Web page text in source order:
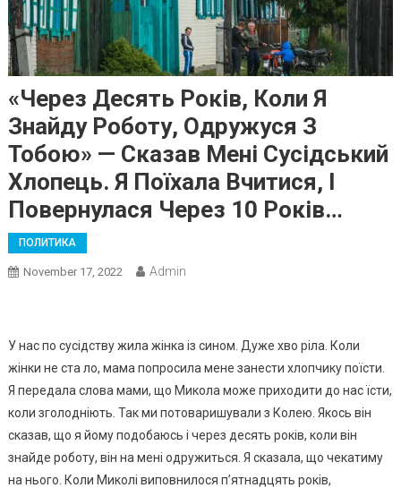
«Через Десять Років, Коли Я
Знайду Роботу, Одружуся З
Тобою» — Сказав Мені Сусідський
Хлопець. Я Поїхала Вчитися, І
Повернулася Через 10 Років…
ПОЛИТИКА
November 17, 2022 Admin
У нас по сусідству жила жінка із сином. Дуже хво ріла. Коли
жінки не ста ло, мама попросила мене занести хлопчику поїсти.
Я передала слова мами, що Микола може приходити до нас їсти,
коли зголодніють. Так ми потоваришували з Колею. Якось він
сказав, що я йому подобаюсь і через десять років, коли він
знайде роботу, він на мені одружиться. Я сказала, що чекатиму
на нього. Коли Миколі виповнилося п’ятнадцять років,